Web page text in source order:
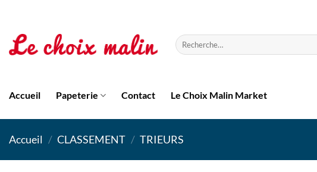
contenu
Recherche
pour :
Accueil Papeterie Contact Le Choix Malin Market
Accueil / CLASSEMENT / TRIEURS